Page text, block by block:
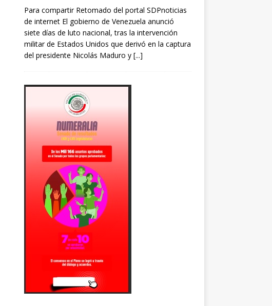
Para compartir Retomado del portal SDPnoticias
de internet El gobierno de Venezuela anunció
siete días de luto nacional, tras la intervención
militar de Estados Unidos que derivó en la captura
del presidente Nicolás Maduro y [...]